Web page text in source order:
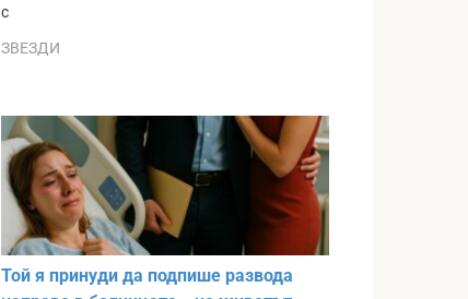
с
ЗВЕЗДИ
Той я принуди да подпише развода